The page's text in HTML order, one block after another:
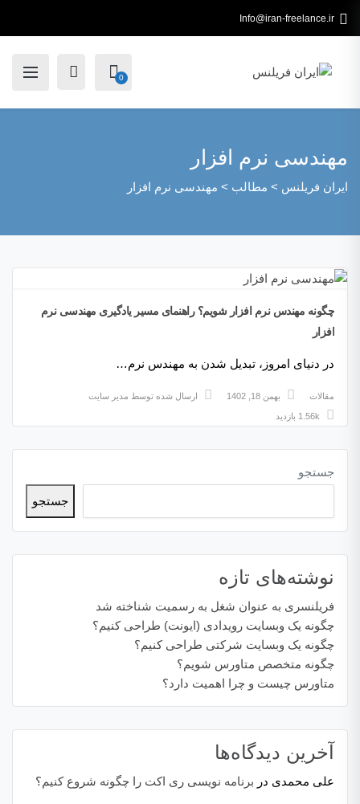
Info@iran-freelance.ir
0
مهندسی نرم افزار
ایران فریلنس > مطالب > مهندسی نرم افزار
چگونه مهندس نرم افزار شویم؟ راهنمای مسیر یادگیری مهندسی نرم
افزار
در دنیای امروز، تبدیل شدن به مهندس نرم…
مقالات بهمن 18, 1402 ارسال شده توسط مدیر سایت
جستجو
جستجو
نوشته‌های تازه
فریلنسری به عنوان شغل به رسمیت شناخته شد
چگونه یک وبسایت رویدادی (ایونت) طراحی کنیم؟
چگونه یک وبسایت شرکتی طراحی کنیم؟
چگونه متخصص متاورس شویم؟
متاورس چیست و چرا اهمیت دارد؟
آخرین دیدگاه‌ها
علی محمدی در برنامه نویسی ری اکت را چگونه شروع کنیم؟